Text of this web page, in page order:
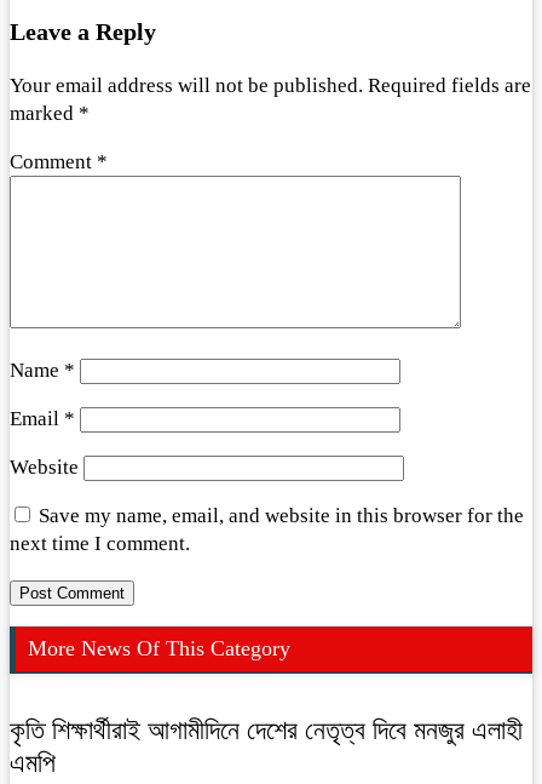
Leave a Reply
Your email address will not be published. Required fields are
marked *
Comment *
Name *
Email *
Website
Save my name, email, and website in this browser for the
next time I comment.
More News Of This Category
কৃতি শিক্ষার্থীরাই আগামীদিনে দেশের নেতৃত্ব দিবে মনজুর এলাহী
এমপি